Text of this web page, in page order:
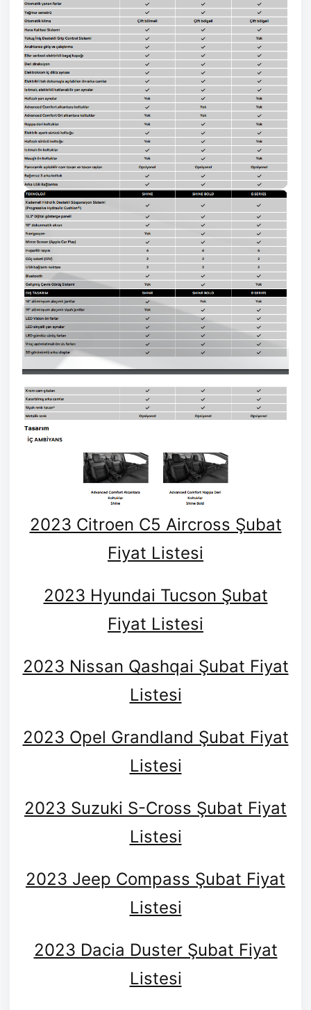
2023 Citroen C5 Aircross Şubat
Fiyat Listesi
2023 Hyundai Tucson Şubat
Fiyat Listesi
2023 Nissan Qashqai Şubat Fiyat
Listesi
2023 Opel Grandland Şubat Fiyat
Listesi
2023 Suzuki S-Cross Şubat Fiyat
Listesi
2023 Jeep Compass Şubat Fiyat
Listesi
2023 Dacia Duster Şubat Fiyat
Listesi